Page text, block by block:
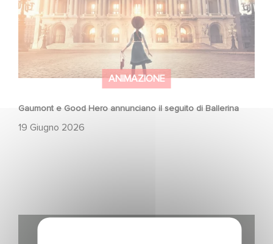
ANIMAZIONE
Gaumont e Good Hero annunciano il seguito di Ballerina
19 Giugno 2026
Gaumont USA Acquires OPUS, an Investigation into the